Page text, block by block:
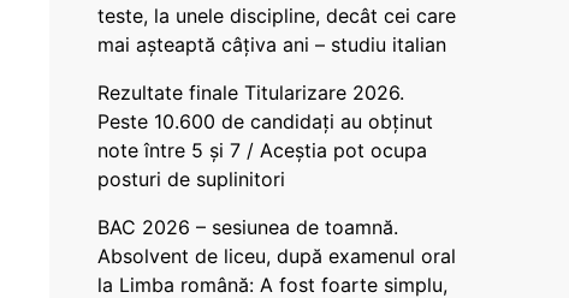
teste, la unele discipline, decât cei care
mai așteaptă câțiva ani – studiu italian
Rezultate finale Titularizare 2026.
Peste 10.600 de candidați au obținut
note între 5 și 7 / Aceștia pot ocupa
posturi de suplinitori
BAC 2026 – sesiunea de toamnă.
Absolvent de liceu, după examenul oral
la Limba română: A fost foarte simplu,